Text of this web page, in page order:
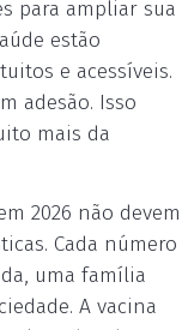
para ampliar sua
estão
e acessíveis.
adesão. Isso
mais da
2026 não devem
Cada número
uma família
A vacina